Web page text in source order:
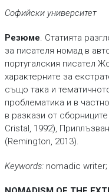
Софийски университет
Резюме. Статията
за писателя номад в
португалския писател
характерните за
също така и
проблематика и в
в разкази от
Cristal, 1992),
(Remington, 2013).
Keywords:nomadic writer;